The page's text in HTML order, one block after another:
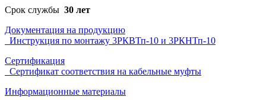
Срок службы 30 лет
Документация на продукцию
Инструкция по монтажу 3РКВТп-10 и 3РКНТп-10
Сертификация
Сертификат соответствия на кабельные муфты
Информационные материалы